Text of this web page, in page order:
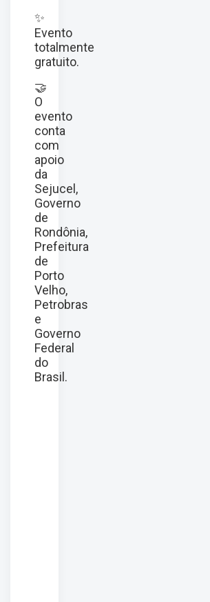
✨
Evento
totalmente
gratuito.
🤝
O
evento
conta
com
apoio
da
Sejucel,
Governo
de
Rondônia,
Prefeitura
de
Porto
Velho,
Petrobras
e
Governo
Federal
do
Brasil.